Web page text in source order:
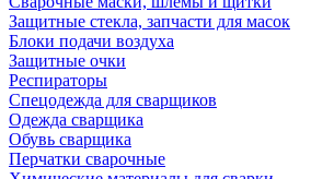
Защитные стекла, запчасти для масок
Блоки подачи воздуха
Защитные очки
Респираторы
Спецодежда для сварщиков
Одежда сварщика
Обувь сварщика
Перчатки сварочные